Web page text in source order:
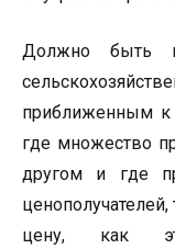
Должно быть
приближенным к
где множество
другом и где
цену, как